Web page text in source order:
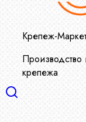
Крепеж-
Производство
крепежа